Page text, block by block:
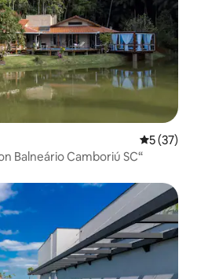
5 (37)
Balneário Camboriú SC“